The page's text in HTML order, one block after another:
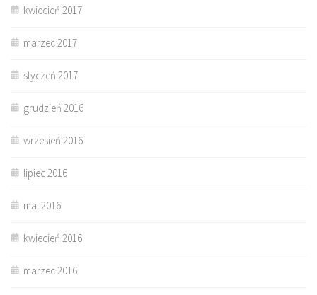
kwiecień 2017
marzec 2017
styczeń 2017
grudzień 2016
wrzesień 2016
lipiec 2016
maj 2016
kwiecień 2016
marzec 2016